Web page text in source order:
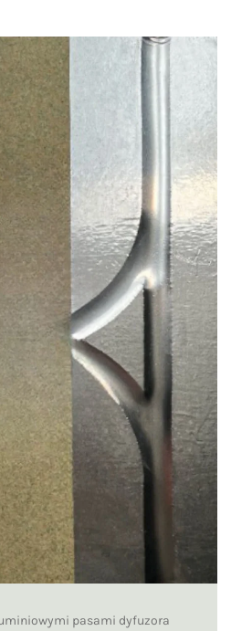
pasami dyfuzora